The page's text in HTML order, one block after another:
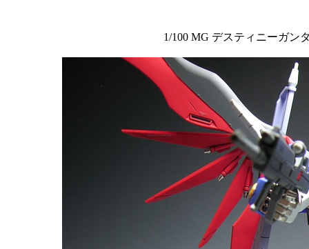
1/100 MG デスティニーガン